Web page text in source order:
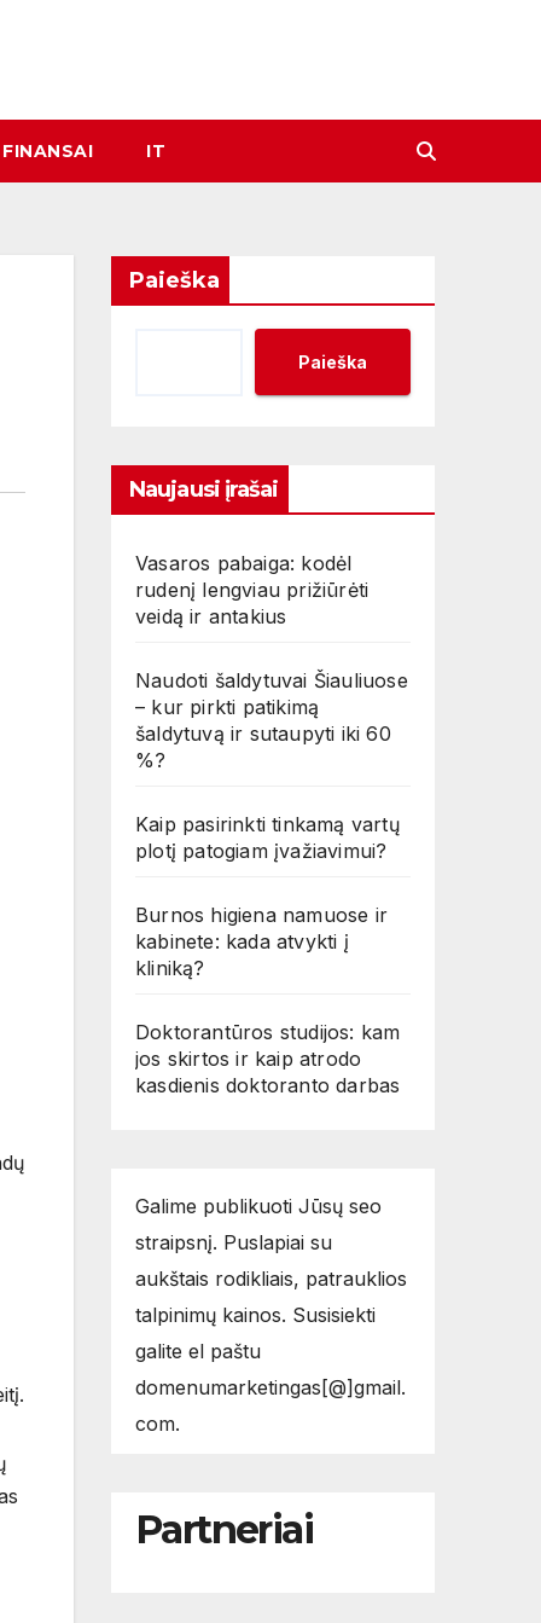
FINANSAI IT
Paieška
Paieška
Naujausi įrašai
Vasaros pabaiga: kodėl
rudenį lengviau prižiūrėti
veidą ir antakius
Naudoti šaldytuvai Šiauliuose
– kur pirkti patikimą
šaldytuvą ir sutaupyti iki 60
%?
Kaip pasirinkti tinkamą vartų
plotį patogiam įvažiavimui?
Burnos higiena namuose ir
kabinete: kada atvykti į
kliniką?
Doktorantūros studijos: kam
jos skirtos ir kaip atrodo
kasdienis doktoranto darbas
Galime publikuoti Jūsų seo
straipsnį. Puslapiai su
aukštais rodikliais, patrauklios
talpinimų kainos. Susisiekti
galite el paštu
domenumarketingas[@]gmail.
com.
Partneriai